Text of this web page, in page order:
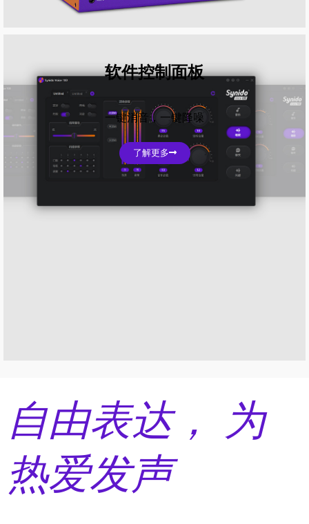
软件控制面板
一键消音，一键降噪
了解更多
自由表达， 为
热爱发声